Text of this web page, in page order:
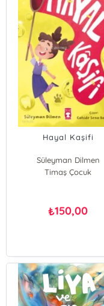
Hayal Kaşifi
Süleyman Dilmen
Timaş Çocuk
₺150,00